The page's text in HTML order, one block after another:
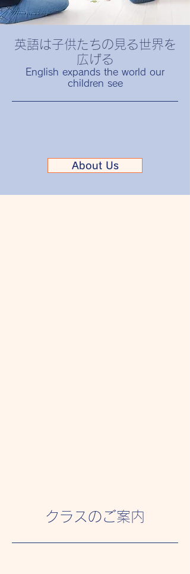
英語は子供たちの見る世界を
広げる
English expands the world our
children see
About Us
クラスのご案内